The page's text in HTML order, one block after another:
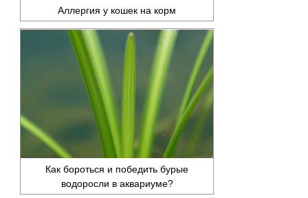
Аллергия у кошек на корм
Как бороться и победить бурые
водоросли в аквариуме?